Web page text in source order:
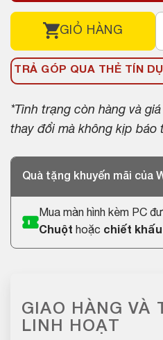
GIỎ HÀNG
TRẢ GÓP QUA THẺ TÍN
*Tình trạng còn hàng và
thay đổi mà không kịp báo
Quà tặng khuyến mãi của
Mua màn hình kèm PC
Chuột hoặc chiết khấu
GIAO HÀNG VÀ
LINH HOẠT